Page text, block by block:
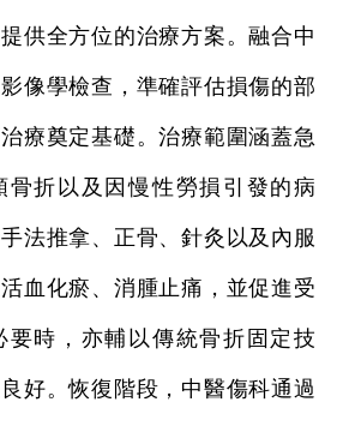
供全方位的治療方案。融合中
像學檢查，準確評估損傷的部
療奠定基礎。治療範圍涵蓋急
骨折以及因慢性勞損引發的病
法推拿、正骨、針灸以及內服
血化瘀、消腫止痛，並促進受
要時，亦輔以傳統骨折固定技
好。恢復階段，中醫傷科通過